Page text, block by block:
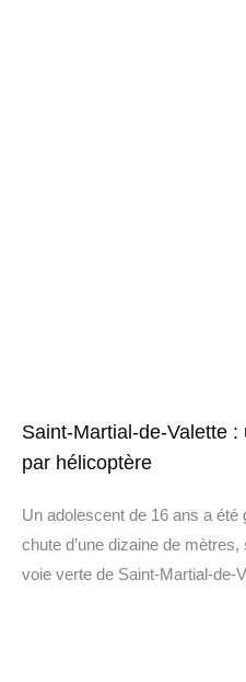
Saint-Martial-de-Valette
par hélicoptère
Un adolescent de 16 ans a
chute d’une dizaine de
voie verte de Saint-Martial-de-